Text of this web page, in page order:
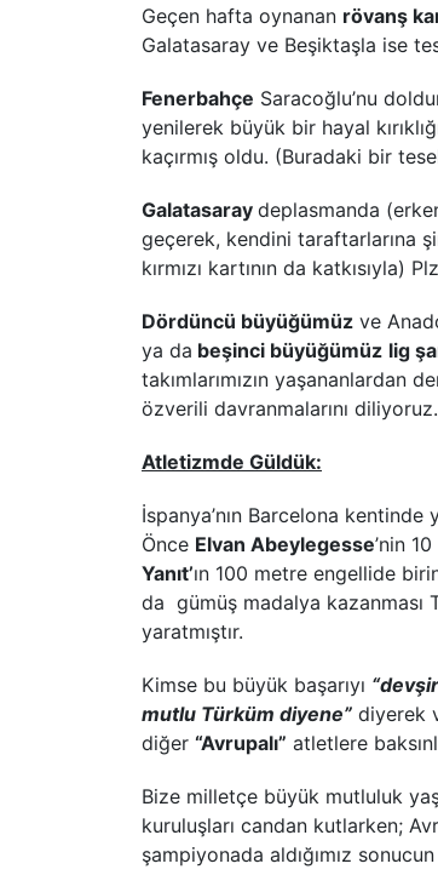
Geçen hafta oynanan rövanş
Galatasaray ve Beşiktaşla ise
Fenerbahçe Saracoğlu’nu
yenilerek büyük bir hayal
kaçırmış oldu. (Buradaki bir
Galatasaray deplasmanda
geçerek, kendini taraftarlarına
kırmızı kartının da
Dördüncü büyüğümüz ve
ya da beşinci büyüğümüz lig
takımlarımızın yaşananlardan
özverili davranmalarını
Atletizmde Güldük:
İspanya’nın Barcelona
Önce Elvan Abeylegesse’nin
Yanıt’ın 100 metre engellide
da gümüş madalya kazanması
yaratmıştır.
Kimse bu büyük başarıyı
mutlu Türküm diyene” diyerek
diğer “Avrupalı” atletlere
Bize milletçe büyük mutluluk
kuruluşları candan kutlarken;
şampiyonada aldığımız